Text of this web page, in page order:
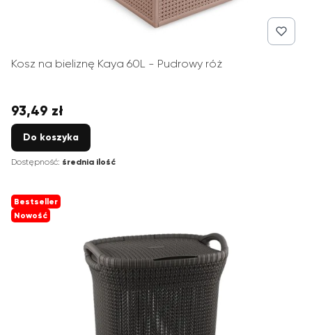
Kosz na bieliznę Kaya 60L - Pudrowy róż
Cena
93,49 zł
Do koszyka
Dostępność: średnia ilość
Bestseller
Nowość